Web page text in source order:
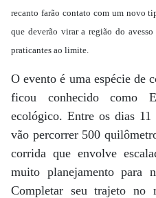
recanto farão contato com um novo
que deverão virar a região do
praticantes ao limite.
O evento é uma espécie de
ficou conhecido como
ecológico. Entre os dias
vão percorrer 500
corrida que envolve
muito planejamento para
Completar seu trajeto no